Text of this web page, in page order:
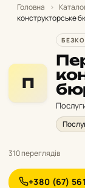
контенту
Головна ›
конструкторське
П
310 переглядів
+380 (67)